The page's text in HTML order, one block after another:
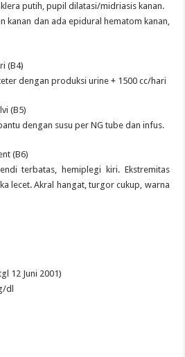
putih, pupil dilatasi/midriasis kanan.
kanan dan ada epidural hematom kanan,
(B4)
dengan produksi urine + 1500 cc/hari
(B5)
dengan susu per NG tube dan infus.
(B6)
terbatas, hemiplegi kiri. Ekstremitas
lecet. Akral hangat, turgor cukup, warna
12 Juni 2001)
dl